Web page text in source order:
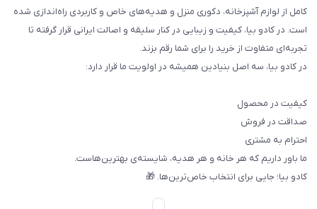
کامل از لوازم آشپزخانه، دکوری منزل و هدیه‌های خاص و کاربردی راه‌اندازی شده
است. در کادو بیا، کیفیت و زیبایی در کنار سلیقه و اصالت ایرانی قرار گرفته تا
تجربه‌ای متفاوت از خرید را برای شما رقم بزند.
در کادو بیا، سه اصل بنیادین همیشه در اولویت ما قرار دارد:
کیفیت در محصول
صداقت در فروش
احترام به مشتری
ما باور داریم که هر خانه و هر هدیه، شایسته‌ی بهترین‌هاست.
کادو بیا؛ جایی برای انتخاب خاص‌ترین‌ها. 🎁